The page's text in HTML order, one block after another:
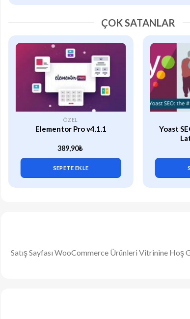
ÇOK SATANLAR
ÖZEL
Elementor Pro v4.1.1
389,90₺
SEPETE EKLE
Yoast
Satış Sayfası WooCommerce Ürünleri Vitrinine